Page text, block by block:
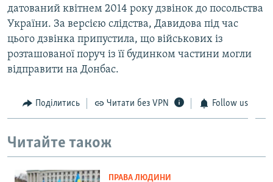
датований квітнем 2014 року дзвінок до посольства
України. За версією слідства, Давидова під час
цього дзвінка припустила, що військових із
розташованої поруч із її будинком частини могли
відправити на Донбас.
Поділитись Читати без VPN Follow us
Читайте також
ПРАВА ЛЮДИНИ